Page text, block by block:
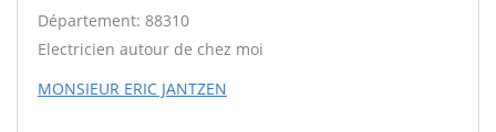
Département: 88310
Electricien autour de chez moi
MONSIEUR ERIC JANTZEN